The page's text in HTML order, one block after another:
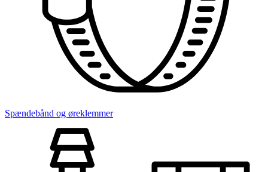
Spændebånd og øreklemmer